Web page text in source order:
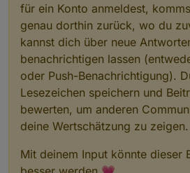
für ein Konto anmeldest,
genau dorthin zurück, wo du
kannst dich über neue
benachrichtigen lassen
oder Push-Benachrichtigung).
Lesezeichen speichern und
bewerten, um anderen
deine Wertschätzung zu zeigen.
Mit deinem Input könnte dieser